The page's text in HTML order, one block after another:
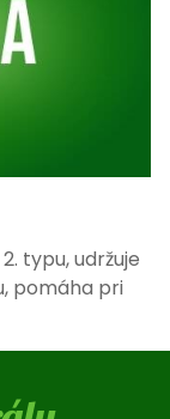
typu, udržuje
pomáha pri